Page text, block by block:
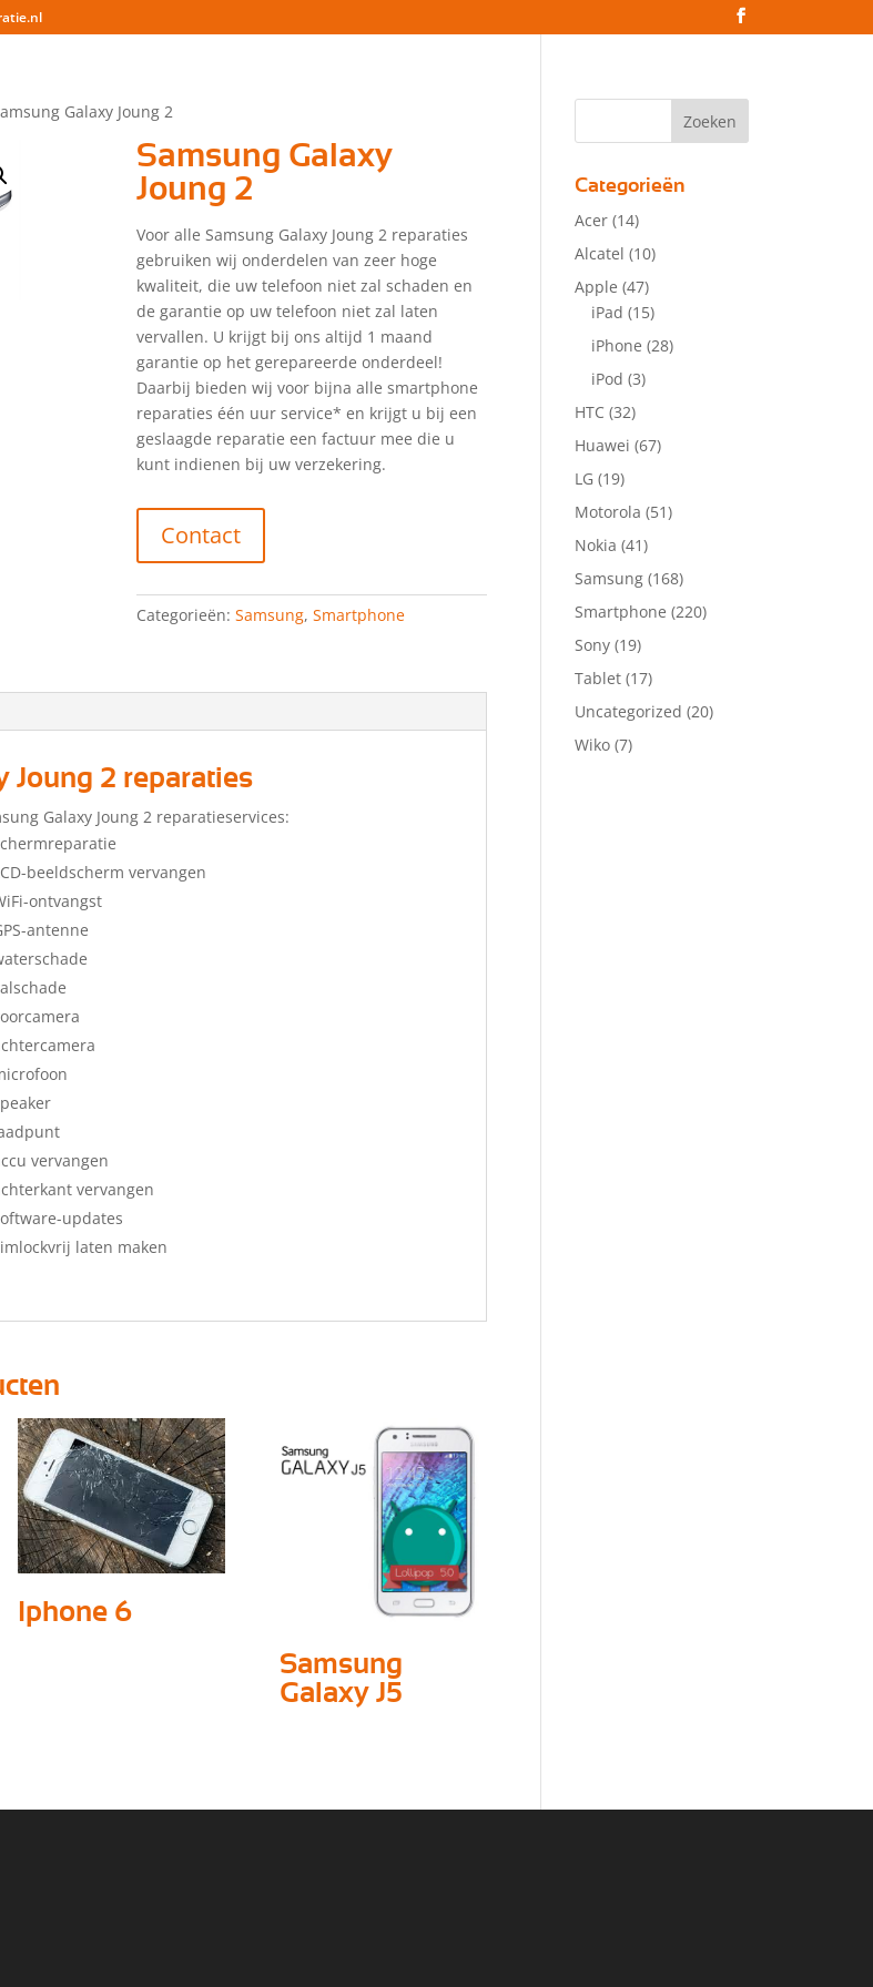
Galaxy Joung 2
Samsung Galaxy
Joung 2
Voor alle Samsung Galaxy Joung 2 reparaties
gebruiken wij onderdelen van zeer hoge
kwaliteit, die uw telefoon niet zal schaden en
de garantie op uw telefoon niet zal laten
vervallen. U krijgt bij ons altijd 1 maand
garantie op het gerepareerde onderdeel!
Daarbij bieden wij voor bijna alle smartphone
reparaties één uur service* en krijgt u bij een
geslaagde reparatie een factuur mee die u
kunt indienen bij uw verzekering.
Contact
Categorieën: Samsung, Smartphone
Joung 2 reparaties
Galaxy Joung 2 reparatieservices:
beeldscherm vervangen
ontvangst
antenne
vervangen
vervangen
updates
laten maken
Iphone 6
Samsung
Galaxy J5
Categorieën
Acer (14)
Alcatel (10)
Apple (47)
iPad (15)
iPhone (28)
iPod (3)
HTC (32)
Huawei (67)
LG (19)
Motorola (51)
Nokia (41)
Samsung (168)
Smartphone (220)
Sony (19)
Tablet (17)
Uncategorized (20)
Wiko (7)